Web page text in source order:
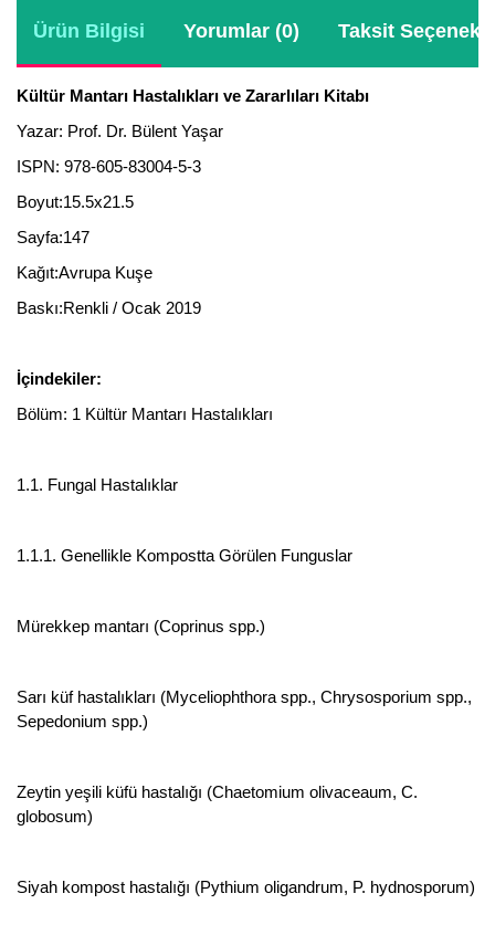
Ürün Bilgisi Yorumlar (0) Taksit
Kültür Mantarı Hastalıkları ve Zararlıları Kitabı
Yazar: Prof. Dr. Bülent Yaşar
ISPN: 978-605-83004-5-3
Boyut:15.5x21.5
Sayfa:147
Kağıt:Avrupa Kuşe
Baskı:Renkli / Ocak 2019
İçindekiler:
Bölüm: 1 Kültür Mantarı Hastalıkları
1.1. Fungal Hastalıklar
1.1.1. Genellikle Kompostta Görülen Funguslar
Mürekkep mantarı (Coprinus spp.)
Sarı küf hastalıkları (Myceliophthora spp., Chrysosporium spp.,
Sepedonium spp.)
Zeytin yeşili küfü hastalığı (Chaetomium olivaceaum, C.
globosum)
Siyah kompost hastalığı (Pythium oligandrum, P. hydnosporum)